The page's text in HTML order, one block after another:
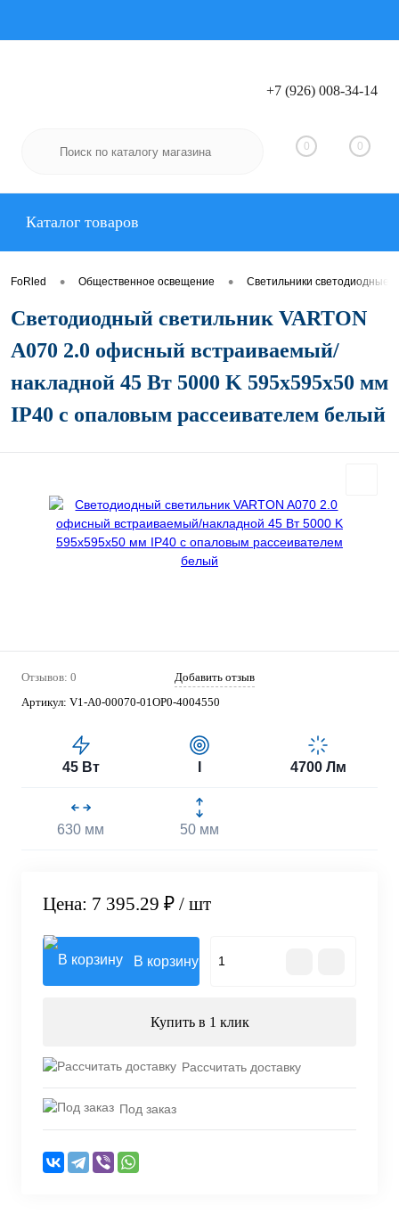
+7 (926) 008-34-14
0 0
Каталог товаров
FoRled • Общественное освещение • Светильники светодиодные
Светодиодный светильник VARTON
A070 2.0 офисный встраиваемый/
накладной 45 Вт 5000 K 595х595х50 мм
IP40 с опаловым рассеивателем белый
Отзывов: 0
Добавить отзыв
Артикул: V1-A0-00070-01OP0-4004550
45 Вт 4700 Лм
630 мм 50 мм
Цена: 7 395.29 ₽ / шт
В корзину
Купить в 1 клик
Рассчитать доставку
Под заказ